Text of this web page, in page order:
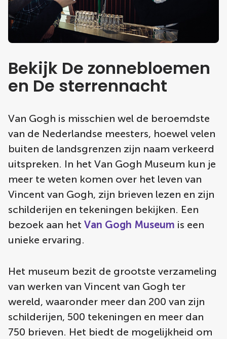
Bekijk De zonnebloemen
en De sterrennacht
Van Gogh is misschien wel de beroemdste
van de Nederlandse meesters, hoewel velen
buiten de landsgrenzen zijn naam verkeerd
uitspreken. In het Van Gogh Museum kun je
meer te weten komen over het leven van
Vincent van Gogh, zijn brieven lezen en zijn
schilderijen en tekeningen bekijken. Een
bezoek aan het Van Gogh Museum is een
unieke ervaring.
Het museum bezit de grootste verzameling
van werken van Vincent van Gogh ter
wereld, waaronder meer dan 200 van zijn
schilderijen, 500 tekeningen en meer dan
750 brieven. Het biedt de mogelijkheid om